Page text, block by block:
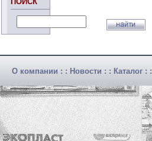
О компании : : Новости : : Каталог : :